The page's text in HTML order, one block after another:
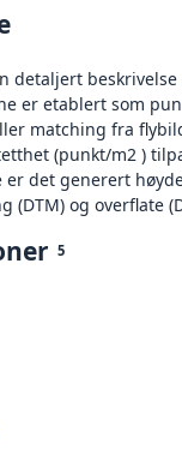
detaljert
er etablert som
matching fra
(punkt/m2 )
er det generert
(DTM) og overflate
5